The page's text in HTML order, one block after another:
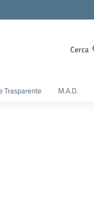
Cerca
Trasparente M.A.D.